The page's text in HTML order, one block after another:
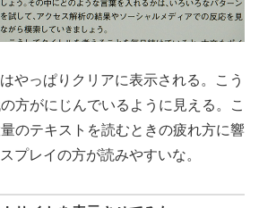
やっぱりクリアに表示される。こう
方がにじんでいるように見える。こ
のテキストを読むときの疲れ方に響
プレイの方が読みやすいな。